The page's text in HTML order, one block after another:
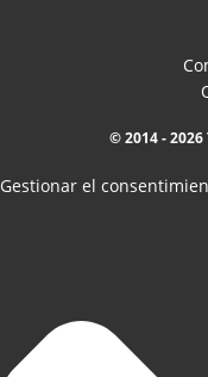
© 2014 - 2026
Gestionar el